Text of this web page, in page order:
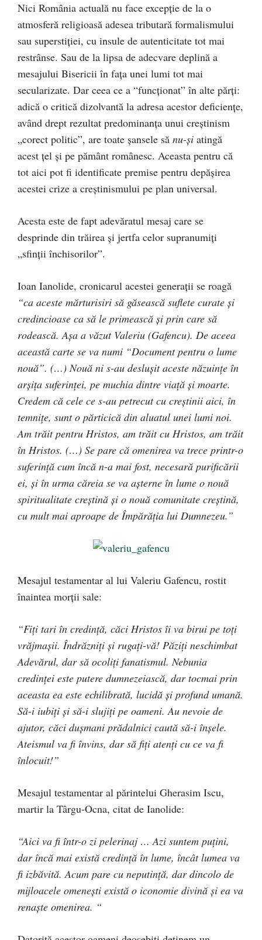
Nici România actuală nu face excepţie de la o
atmosferă religioasă adesea tributară formalismului
sau superstiţiei, cu insule de autenticitate tot mai
restrânse. Sau de la lipsa de adecvare deplină a
mesajului Bisericii în faţa unei lumi tot mai
secularizate. Dar ceea ce a “funcţionat” în alte părţi:
adică o critică dizolvantă la adresa acestor deficienţe,
având drept rezultat predominanţa unui creştinism
„corect politic”, are toate şansele să nu-şi atingă
acest ţel şi pe pământ românesc. Aceasta pentru că
tot aici pot fi identificate premise pentru depăşirea
acestei crize a creştinismului pe plan universal.
Acesta este de fapt adevăratul mesaj care se
desprinde din trăirea şi jertfa celor supranumiţi
„sfinţii închisorilor”.
Ioan Ianolide, cronicarul acestei generaţii se roagă
“ca aceste mărturisiri să găsească suflete curate şi
credincioase ca să le primească şi prin care să
rodească. Aşa a văzut Valeriu (Gafencu). De aceea
această carte se va numi “Document pentru o lume
nouă”. (…) Nouă ni s-au desluşit aceste năzuinţe în
arşiţa suferinţei, pe muchia dintre viaţă şi moarte.
Credem că cele ce s-au petrecut cu creştinii aici, în
temniţe, sunt o părticică din aluatul unei lumi noi.
Am trăit pentru Hristos, am trăit cu Hristos, am trăit
în Hristos. (…) Se pare că omenirea va trece printr-o
suferinţă cum încă n-a mai fost, necesară purificării
ei, şi în urma căreia se va aşterne în lume o nouă
spiritualitate creştină şi o nouă comunitate creştină,
cu mult mai aproape de Împărăţia lui Dumnezeu.”
Mesajul testamentar al lui Valeriu Gafencu, rostit
înaintea morţii sale:
“Fiţi tari în credinţă, căci Hristos îi va birui pe toţi
vrăjmaşii. Îndrăzniţi şi rugaţi-vă! Păziţi neschimbat
Adevărul, dar să ocoliţi fanatismul. Nebunia
credinţei este putere dumnezeiască, dar tocmai prin
aceasta ea este echilibrată, lucidă şi profund umană.
Să-i iubiţi şi să-i slujiţi pe oameni. Au nevoie de
ajutor, căci duşmani prădalnici caută să-i înşele.
Ateismul va fi învins, dar să fiţi atenţi cu ce va fi
înlocuit!”
Mesajul testamentar al părintelui Gherasim Iscu,
martir la Târgu-Ocna, citat de Ianolide:
“Aici va fi într-o zi pelerinaj … Azi suntem puţini,
dar încă mai există credinţă în lume, încât lumea va
fi izbăvită. Acum pare cu neputinţă, dar dincolo de
mijloacele omeneşti există o iconomie divină şi ea va
renaşte omenirea. “